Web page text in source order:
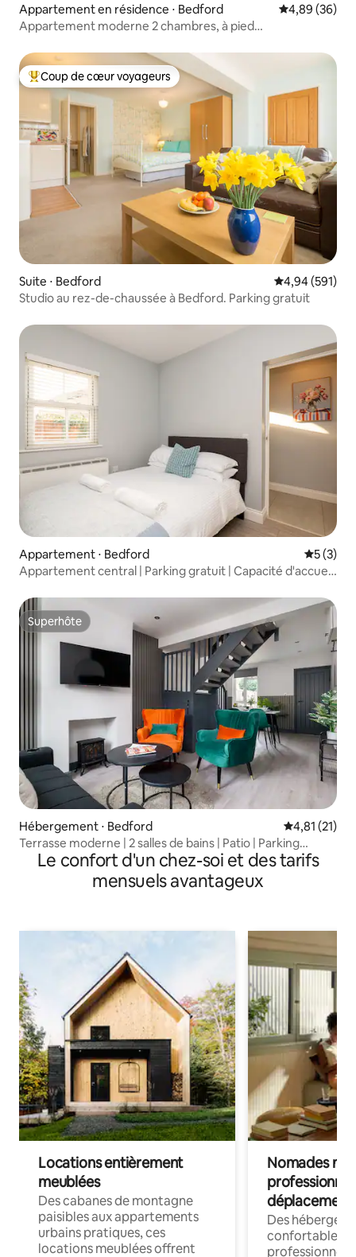
Appartement en résidence ⋅ Bedford Évaluation
4,89 (36)
Appartement moderne 2 chambres, à pied
Coups de cœur voyageurs les plus appréciés
Coup de cœur voyageurs
Suite ⋅ Bedford Évaluation
4,94 (591)
Studio au rez-de-chaussée à Bedford. Parking gratuit
Appartement ⋅ Bedford
5 (3)
Appartement central | Parking gratuit | Capacité d'accueil
Superhôte
Superhôte
Hébergement ⋅ Bedford Évaluation
4,81 (21)
Terrasse moderne | 2 salles de bains | Patio | Parking
gratuit
Le confort d'un chez-soi et des tarifs
mensuels avantageux
Locations entièrement
meublées
Des cabanes de montagne
paisibles aux appartements
urbains pratiques, ces
locations meublées offrent
Nomades
déplacement
Des
confortables
professionnels